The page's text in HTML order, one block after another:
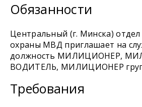
Обязанности
Центральный (г. Минска)
охраны МВД приглашает на
должность МИЛИЦИОНЕР,
ВОДИТЕЛЬ, МИЛИЦИОНЕР
Требования